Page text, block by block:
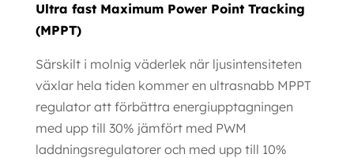
Ultra fast Maximum Power Point Tracking
(MPPT)
Särskilt i molnig väderlek när ljusintensiteten
växlar hela tiden kommer en ultrasnabb MPPT
regulator att förbättra energiupptagningen
med upp till 30% jämfört med PWM
laddningsregulatorer och med upp till 10%